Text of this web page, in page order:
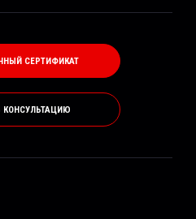
СЕРТИФИКАТ
КОНСУЛЬТАЦИЮ